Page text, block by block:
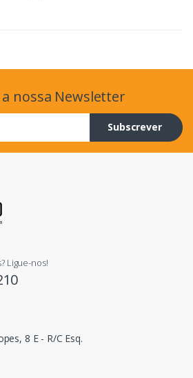
nossa Newsletter
Subscrever
Ligue-nos!
8 E - R/C Esq.